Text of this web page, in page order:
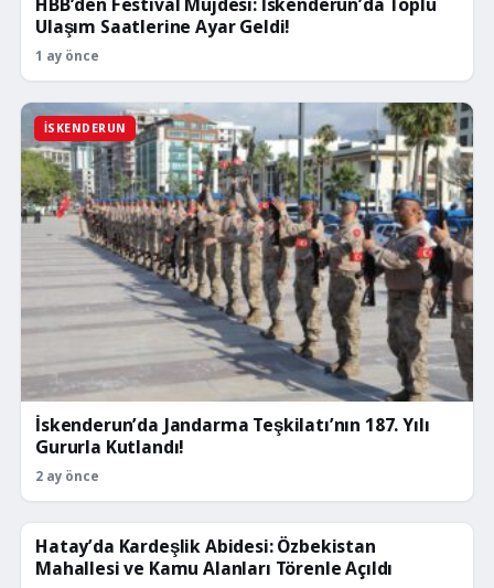
HBB’den Festival Müjdesi: İskenderun’da Toplu
Ulaşım Saatlerine Ayar Geldi!
1 ay önce
İSKENDERUN
İskenderun’da Jandarma Teşkilatı’nın 187. Yılı
Gururla Kutlandı!
2 ay önce
İSKENDERUN
Hatay’da Kardeşlik Abidesi: Özbekistan
Mahallesi ve Kamu Alanları Törenle Açıldı